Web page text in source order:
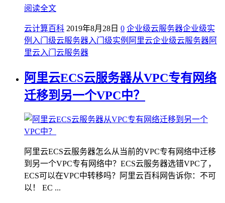
阅读全文
云计算百科 2019年8月28日 0 企业级云服务器企业级实
例 入门级云服务器入门级实例 阿里云企业级云服务器阿
里云入门云服务器
阿里云ECS云服务器从VPC专有网络
迁移到另一个VPC中？
阿里云ECS云服务器怎么从当前的VPC专有网络中迁移
到另一个VPC专有网络中？ECS云服务器选错VPC了，
ECS可以在VPC中转移吗？阿里云百科网告诉你：不可
以！ EC ...